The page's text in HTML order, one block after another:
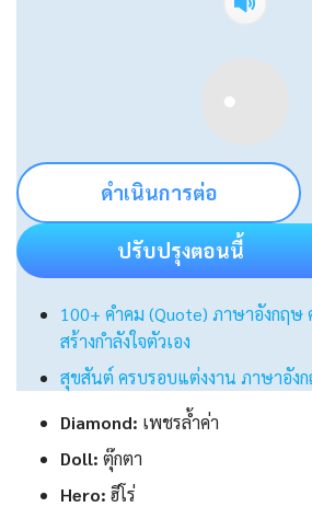
ดำเนินการต่อ
ปรับปรุงตอนนี้
100+ คําคม (Quote) ภาษาอังกฤ
สร้างกำลังใจตัวเอง
สุขสันต์ ครบรอบแต่งงาน ภาษาอัง
Diamond: เพชรล้ำค่า
Doll: ตุ๊กตา
Hero: ฮีโร่